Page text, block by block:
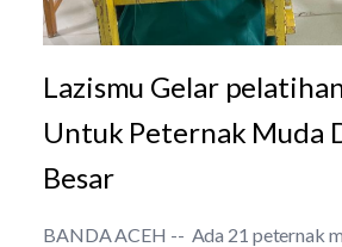
Lazismu Gelar
Untuk Peternak Muda
Besar
BANDA ACEH -- Ada 21 peternak